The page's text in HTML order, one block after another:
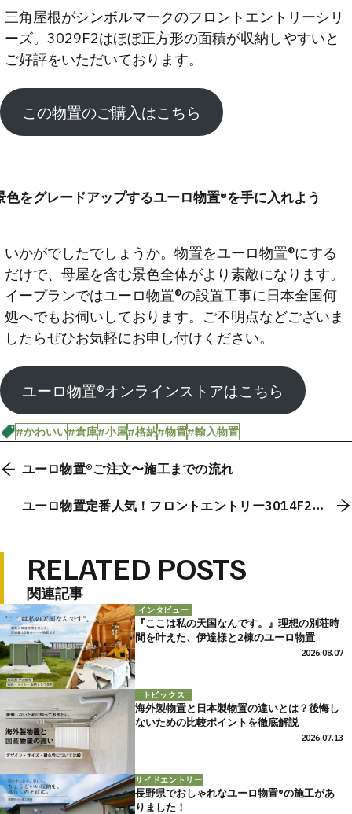
三角屋根がシンボルマークのフロントエントリーシリ
ーズ。3029F2はほぼ正方形の面積が収納しやすいと
ご好評をいただいております。
この物置のご購入はこちら
色をグレードアップするユーロ物置®を手に入れよう
いかがでしたでしょうか。物置をユーロ物置®にする
だけで、母屋を含む景色全体がより素敵になります。
イープランではユーロ物置®の設置工事に日本全国何
処へでもお伺いしております。ご不明点などございま
したらぜひお気軽にお申し付けください。
ユーロ物置®オンラインストアはこちら
#かわいい#倉庫#小屋#格納#物置#輸入物置
ユーロ物置®️ご注文〜施工までの流れ
ユーロ物置定番人気！フロントエントリー3014F2の
RELATED POSTS
関連記事
インタビュー
『ここは私の天国なんです。』理想の別荘時
間を叶えた、伊達様と2棟のユーロ物置
2026.08.07
トピックス
海外製物置と日本製物置の違いとは？後悔し
ないための比較ポイントを徹底解説
2026.07.13
サイドエントリー
長野県でおしゃれなユーロ物置®の施工があ
りました！